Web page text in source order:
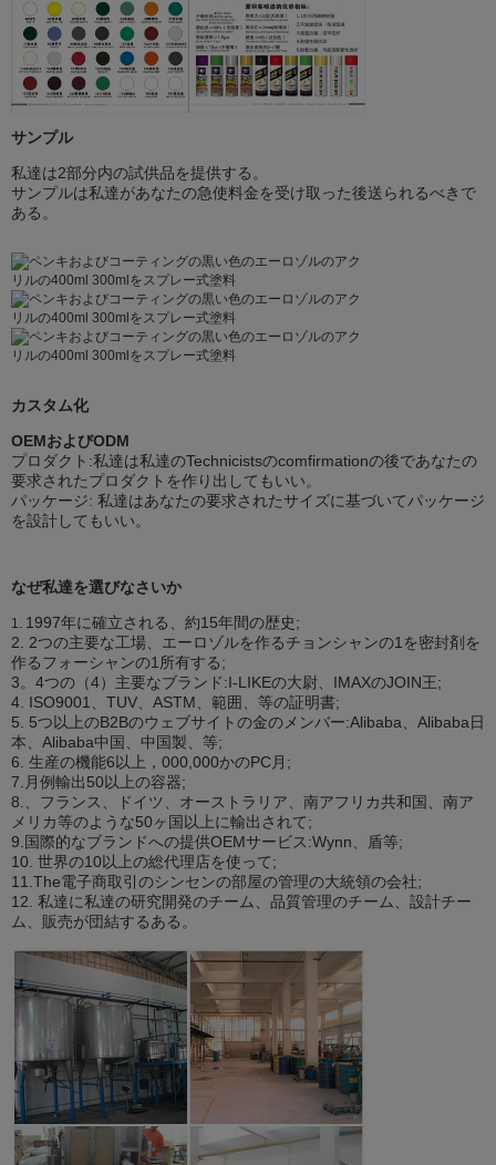
サンプル
私達は2部分内の試供品を提供する。
サンプルは私達があなたの急使料金を受け取った後送られるべきで
ある。
カスタム化
OEMおよびODM
プロダクト:私達は私達のTechnicistsのcomfirmationの後であなたの
要求されたプロダクトを作り出してもいい。
パッケージ: 私達はあなたの要求されたサイズに基づいてパッケージ
を設計してもいい。
なぜ私達を選びなさいか
1. 1997年に確立される、約15年間の歴史;
2. 2つの主要な工場、エーロゾルを作るチョンシャンの1を密封剤を
作るフォーシャンの1所有する;
3。4つの（4）主要なブランド:I-LIKEの大尉、IMAXのJOIN王;
4. ISO9001、TUV、ASTM、範囲、等の証明書;
5. 5つ以上のB2Bのウェブサイトの金のメンバー:Alibaba、Alibaba日
本、Alibaba中国、中国製、等;
6. 生産の機能6以上，000,000かのPC月;
7.月例輸出50以上の容器;
8.、フランス、ドイツ、オーストラリア、南アフリカ共和国、南ア
メリカ等のような50ヶ国以上に輸出されて;
9.国際的なブランドへの提供OEMサービス:Wynn、盾等;
10. 世界の10以上の総代理店を使って;
11.The電子商取引のシンセンの部屋の管理の大統領の会社;
12. 私達に私達の研究開発のチーム、品質管理のチーム、設計チー
ム、販売が団結するある。